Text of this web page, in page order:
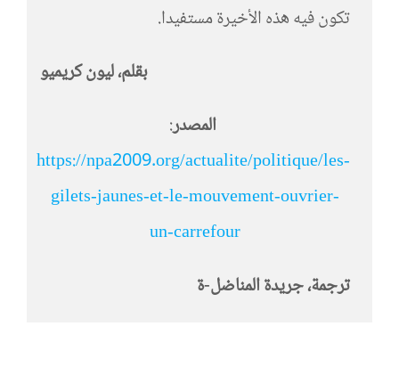
تكون فيه هذه الأخيرة مستفيدا.
بقلم، ليون كريميو
المصدر:
https://npa2009.org/actualite/politique/les-
gilets-jaunes-et-le-mouvement-ouvrier-
un-carrefour
ترجمة، جريدة المناضل-ة